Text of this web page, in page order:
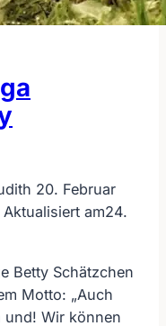
20. Februar
Aktualisiert am24.
Betty Schätzchen
Motto: „Auch
Wir können